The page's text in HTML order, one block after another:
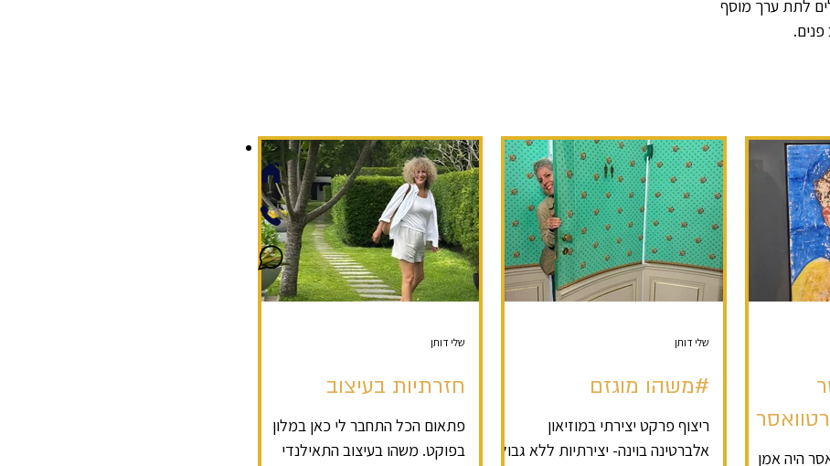
היה אמן
#משהו מוגזם
ריצוף פרקט יצירתי במוזיאון
אלברטינה בוינה- יצירתיות ללא גבול
שלי דותן
חזרתיות בעיצוב
פתאום הכל התחבר לי כאן במלון
בפוקט. משהו בעיצוב התאילנדי
שלי דותן
לתת ערך מוסף
פנים.